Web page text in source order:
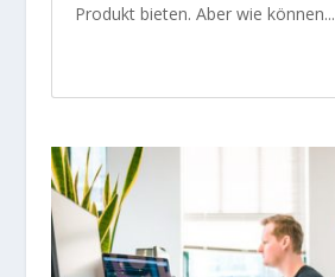
Produkt bieten. Aber wie können...